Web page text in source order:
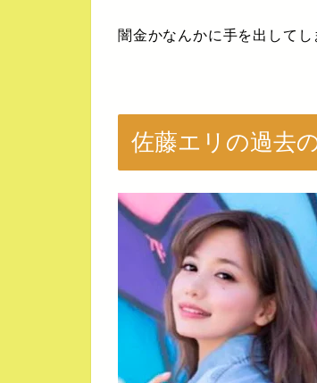
闇金かなんかに手を出してし
佐藤エリの過去